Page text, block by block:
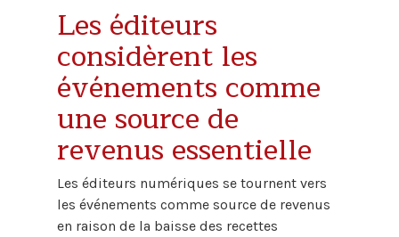
Les éditeurs
considèrent les
événements comme
une source de
revenus essentielle
Les éditeurs numériques se tournent vers
les événements comme source de revenus
en raison de la baisse des recettes